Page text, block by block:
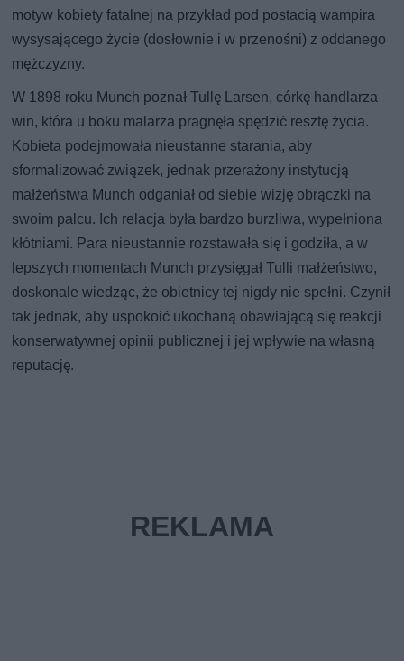
motyw kobiety fatalnej na przykład pod postacią wampira
wysysającego życie (dosłownie i w przenośni) z oddanego
mężczyzny.
W 1898 roku Munch poznał Tullę Larsen, córkę handlarza
win, która u boku malarza pragnęła spędzić resztę życia.
Kobieta podejmowała nieustanne starania, aby
sformalizować związek, jednak przerażony instytucją
małżeństwa Munch odganiał od siebie wizję obrączki na
swoim palcu. Ich relacja była bardzo burzliwa, wypełniona
kłótniami. Para nieustannie rozstawała się i godziła, a w
lepszych momentach Munch przysięgał Tulli małżeństwo,
doskonale wiedząc, że obietnicy tej nigdy nie spełni. Czynił
tak jednak, aby uspokoić ukochaną obawiającą się reakcji
konserwatywnej opinii publicznej i jej wpływie na własną
reputację.